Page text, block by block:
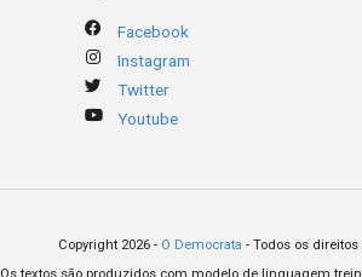
Facebook
Instagram
Twitter
Youtube
Copyright 2026 - O Democrata - Todos os direitos